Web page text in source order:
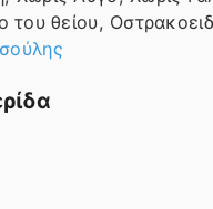
του θείου,